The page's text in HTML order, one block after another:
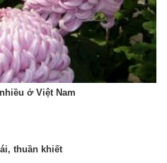
ở Việt Nam
thuần khiết